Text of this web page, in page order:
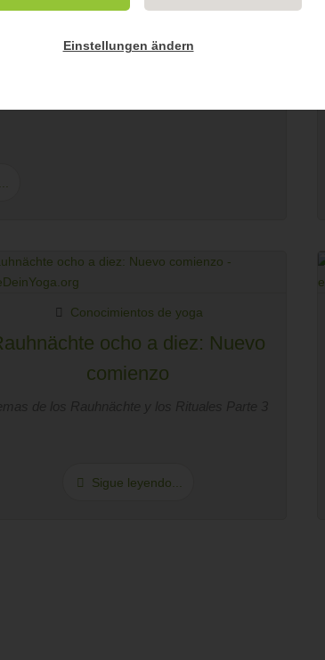
Rauhnächte
Rauhnächte. ¿De qué se trata todo esto?
ocho a diez: Nuevo
comienzo
Conocimientos de yoga
Sigue leyendo...
Einstellungen ändern